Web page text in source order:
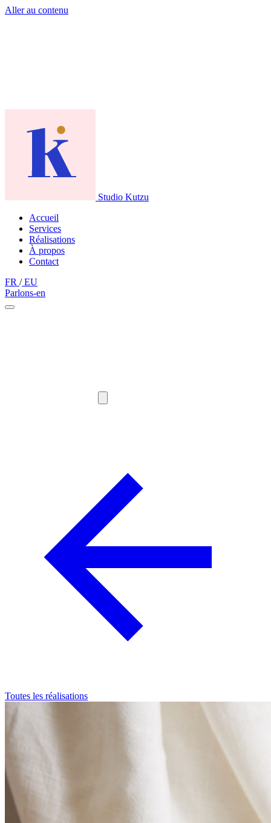
Aller au contenu
Studio Kutzu
Accueil
Services
Réalisations
À propos
Contact
FR /EU
Parlons-en
Toutes les réalisations